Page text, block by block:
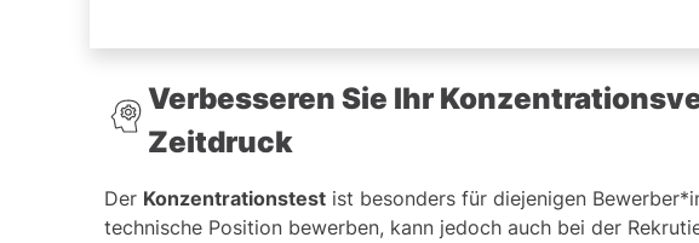
Verbesseren Sie Ihr
Zeitdruck
Der Konzentrationstest ist besonders für diejenigen
technische Position bewerben, kann jedoch auch bei der